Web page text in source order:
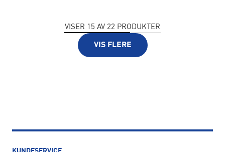
VISER 15 AV 22 PRODUKTER
VIS FLERE